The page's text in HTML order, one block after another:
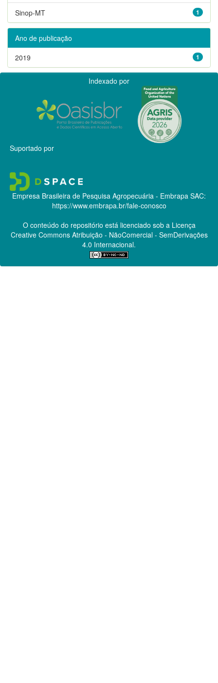
1
Sinop-MT
Ano de publicação
1
2019
Indexado por
Suportado por
Empresa Brasileira de Pesquisa Agropecuária - Embrapa SAC:
https://www.embrapa.br/fale-conosco
O conteúdo do repositório está licenciado sob a Licença
Creative CommonsAtribuição - NãoComercial - SemDerivações
4.0 Internacional.